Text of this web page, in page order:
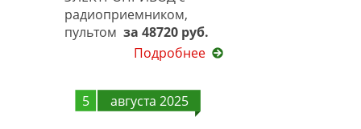
радиоприемником,
пультом за 48720 руб.
Подробнее
5 августа 2025